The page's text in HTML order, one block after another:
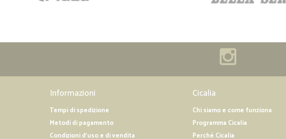
Informazioni
Tempi di spedizione
Metodi di pagamento
Condizioni d'uso e di vendita
Cicalia
Chi siamo e come funziona
Programma Cicalia
Perché Cicalia